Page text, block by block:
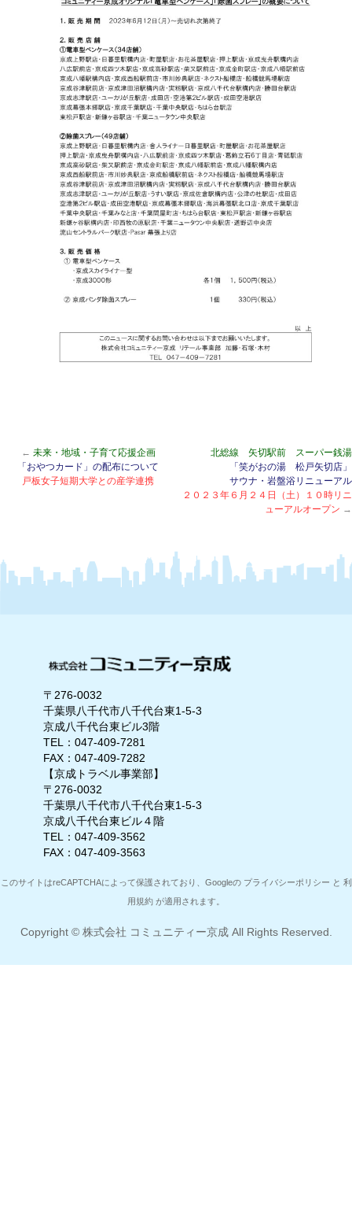
← 未来・地域・子育て応援企画
「おやつカード」の配布について
戸板女子短期大学との産学連携
北総線 矢切駅前 スーパー銭湯
「笑がおの湯 松戸矢切店」
サウナ・岩盤浴リニューアル
２０２３年６月２４日（土）１０時リニ
ューアルオープン →
〒276-0032
千葉県八千代市八千代台東1-5-3
京成八千代台東ビル3階
TEL：047-409-7281
FAX：047-409-7282
【京成トラベル事業部】
〒276-0032
千葉県八千代市八千代台東1-5-3
京成八千代台東ビル４階
TEL：047-409-3562
FAX：047-409-3563
このサイトはreCAPTCHAによって保護されており、Googleの プライバシーポリシー と 利
用規約 が適用されます。
Copyright © 株式会社 コミュニティー京成All Rights Reserved.